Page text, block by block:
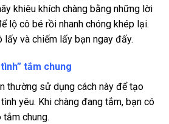
khiêu khích chàng bằng những lời
lộ cô bé rồi nhanh chóng khép lại.
lấy và chiếm lấy bạn ngay đấy.
tắm chung
thường sử dụng cách này để tạo
yêu. Khi chàng đang tắm, bạn có
tắm chung.